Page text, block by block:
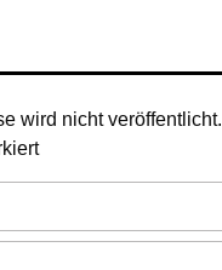
wird nicht veröffentlicht.